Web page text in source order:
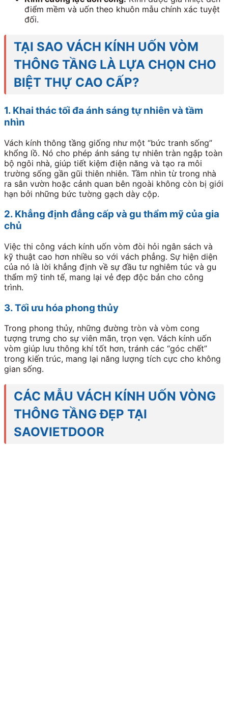
điểm mềm và uốn theo khuôn mẫu chính xác tuyệt
đối.
TẠI SAO VÁCH KÍNH UỐN VÒM
THÔNG TẦNG LÀ LỰA CHỌN CHO
BIỆT THỰ CAO CẤP?
1. Khai thác tối đa ánh sáng tự nhiên và tầm
nhìn
Vách kính thông tầng giống như một “bức tranh sống”
khổng lồ. Nó cho phép ánh sáng tự nhiên tràn ngập toàn
bộ ngôi nhà, giúp tiết kiệm điện năng và tạo ra môi
trường sống gần gũi thiên nhiên. Tầm nhìn từ trong nhà
ra sân vườn hoặc cảnh quan bên ngoài không còn bị giới
hạn bởi những bức tường gạch dày cộp.
2. Khẳng định đẳng cấp và gu thẩm mỹ của gia
chủ
Việc thi công vách kính uốn vòm đòi hỏi ngân sách và
kỹ thuật cao hơn nhiều so với vách phẳng. Sự hiện diện
của nó là lời khẳng định về sự đầu tư nghiêm túc và gu
thẩm mỹ tinh tế, mang lại vẻ đẹp độc bản cho công
trình.
3. Tối ưu hóa phong thủy
Trong phong thủy, những đường tròn và vòm cong
tượng trưng cho sự viên mãn, trọn vẹn. Vách kính uốn
vòm giúp lưu thông khí tốt hơn, tránh các “góc chết”
trong kiến trúc, mang lại năng lượng tích cực cho không
gian sống.
CÁC MẪU VÁCH KÍNH UỐN VÒNG
THÔNG TẦNG ĐẸP TẠI
SAOVIETDOOR